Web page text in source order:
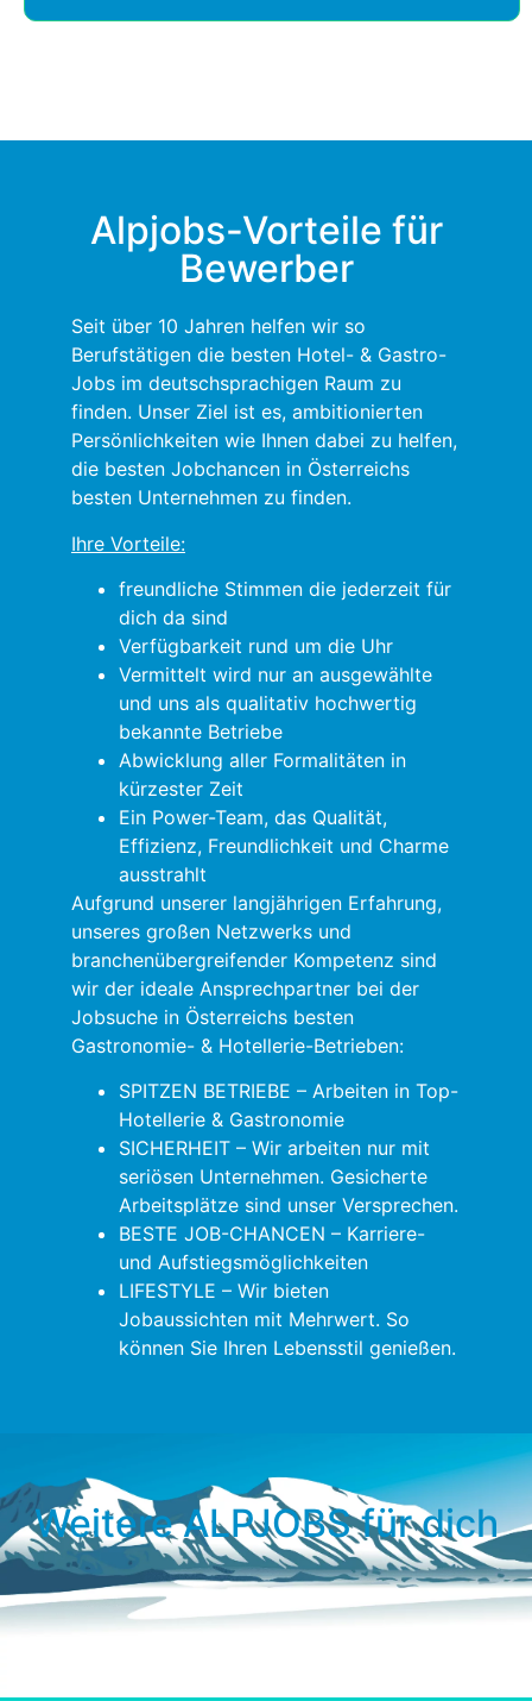
Alpjobs-Vorteile für
Bewerber
Seit über 10 Jahren helfen wir so
Berufstätigen die besten Hotel- & Gastro-
Jobs im deutschsprachigen Raum zu
finden. Unser Ziel ist es, ambitionierten
Persönlichkeiten wie Ihnen dabei zu helfen,
die besten Jobchancen in Österreichs
besten Unternehmen zu finden.
Ihre Vorteile:
freundliche Stimmen die jederzeit für
dich da sind
Verfügbarkeit rund um die Uhr
Vermittelt wird nur an ausgewählte
und uns als qualitativ hochwertig
bekannte Betriebe
Abwicklung aller Formalitäten in
kürzester Zeit
Ein Power-Team, das Qualität,
Effizienz, Freundlichkeit und Charme
ausstrahlt
Aufgrund unserer langjährigen Erfahrung,
unseres großen Netzwerks und
branchenübergreifender Kompetenz sind
wir der ideale Ansprechpartner bei der
Jobsuche in Österreichs besten
Gastronomie- & Hotellerie-Betrieben:
SPITZEN BETRIEBE – Arbeiten in Top-
Hotellerie & Gastronomie
SICHERHEIT – Wir arbeiten nur mit
seriösen Unternehmen. Gesicherte
Arbeitsplätze sind unser Versprechen.
BESTE JOB-CHANCEN – Karriere-
und Aufstiegsmöglichkeiten
LIFESTYLE – Wir bieten
Jobaussichten mit Mehrwert. So
können Sie Ihren Lebensstil genießen.
Weitere ALPJOBS für dich